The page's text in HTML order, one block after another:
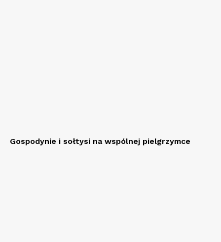
Gospodynie i sołtysi na wspólnej pielgrzymce